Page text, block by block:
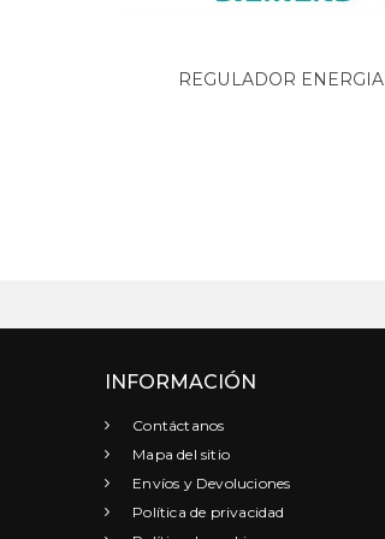
REGULADOR ENERGIA
INFORMACIÓN
Contáctanos
Mapa del sitio
Envíos y Devoluciones
Política de privacidad